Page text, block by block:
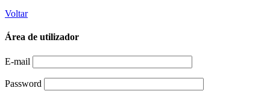
Voltar
Área de utilizador
E-mail
Password